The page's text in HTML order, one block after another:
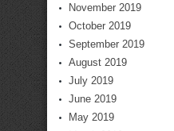
November 2019
October 2019
September 2019
August 2019
July 2019
June 2019
May 2019